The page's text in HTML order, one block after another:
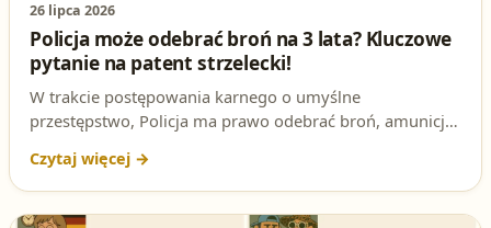
26 lipca 2026
Policja może odebrać broń na 3 lata? Kluczowe
pytanie na patent strzelecki!
W trakcie postępowania karnego o umyślne
przestępstwo, Policja ma prawo odebrać broń, amunicję
broni. Ale na jak długo? To pytanie często pojawia się na
egzaminach na patent strzelecki. Sprawdź, jaka jest
poprawna odpowiedź i jakie są konsekwencje prawne.